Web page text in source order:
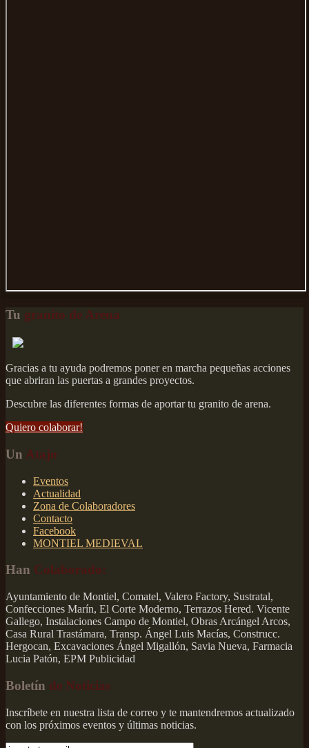
Tu granito de Arena
Gracias a tu ayuda podremos poner en marcha pequeñas acciones
que abriran las puertas a grandes proyectos.
Descubre las diferentes formas de aportar tu granito de arena.
Quiero colaborar!
Un Atajo
Eventos
Actualidad
Zona de Colaboradores
Contacto
Facebook
MONTIEL MEDIEVAL
Han Colaborado:
Ayuntamiento de Montiel, Comatel, Valero Factory, Sustratal,
Confecciones Marín, El Corte Moderno, Terrazos Hered. Vicente
Gallego, Instalaciones Campo de Montiel, Obras Arcángel Arcos,
Casa Rural Trastámara, Transp. Ángel Luis Macías, Construcc.
Hergocan, Excavaciones Ángel Migallón, Savia Nueva, Farmacia
Lucia Patón, EPM Publicidad
Boletín de Noticias
Inscríbete en nuestra lista de correo y te mantendremos actualizado
con los próximos eventos y últimas noticias.